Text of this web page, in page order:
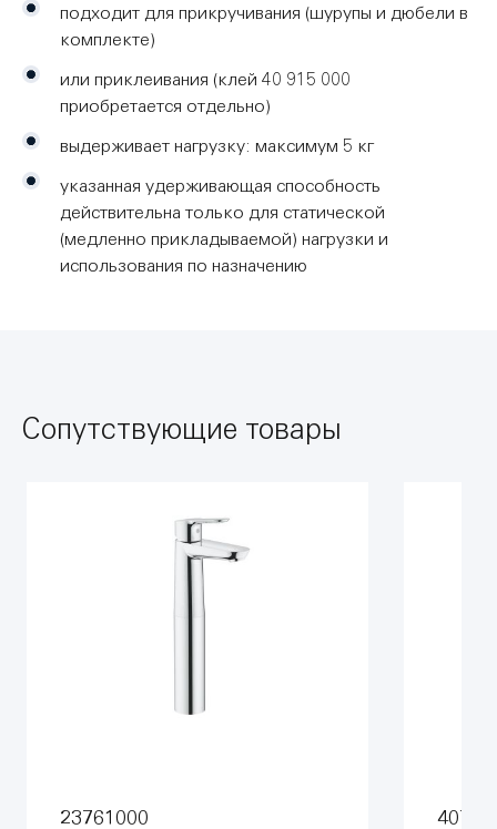
подходит для прикручивания (шурупы и дюбели в
комплекте)
или приклеивания (клей 40 915 000
приобретается отдельно)
выдерживает нагрузку: максимум 5 кг
указанная удерживающая способность
действительна только для статической
(медленно прикладываемой) нагрузки и
использования по назначению
Сопутствующие товары
23761000